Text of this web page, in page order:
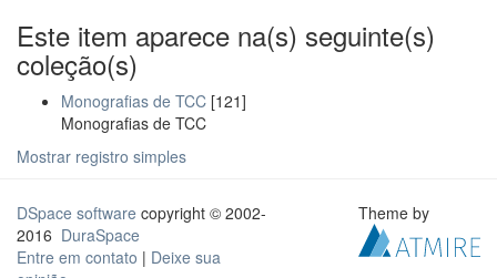
Este item aparece na(s) seguinte(s)
coleção(s)
Monografias de TCC [121]
Monografias de TCC
Mostrar registro simples
DSpace software copyright © 2002-
2016 DuraSpace
Entre em contato | Deixe sua
Theme by